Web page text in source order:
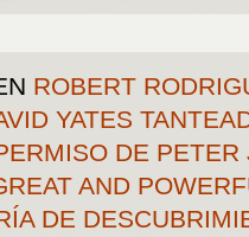
ROBERT
YATES
DE
AND
DE